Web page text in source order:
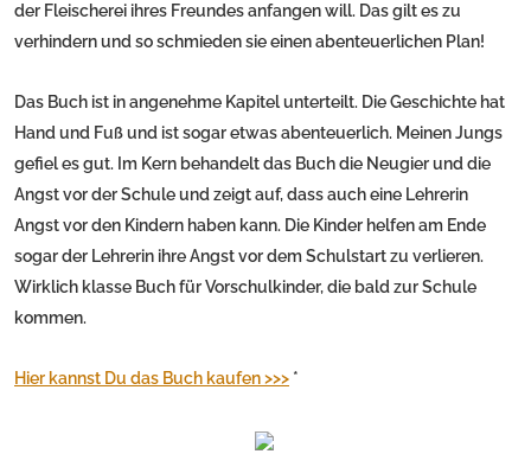
der Fleischerei ihres Freundes anfangen will. Das gilt es zu
verhindern und so schmieden sie einen abenteuerlichen Plan!
Das Buch ist in angenehme Kapitel unterteilt. Die Geschichte hat
Hand und Fuß und ist sogar etwas abenteuerlich. Meinen Jungs
gefiel es gut. Im Kern behandelt das Buch die Neugier und die
Angst vor der Schule und zeigt auf, dass auch eine Lehrerin
Angst vor den Kindern haben kann. Die Kinder helfen am Ende
sogar der Lehrerin ihre Angst vor dem Schulstart zu verlieren.
Wirklich klasse Buch für Vorschulkinder, die bald zur Schule
kommen.
Hier kannst Du das Buch kaufen >>> *